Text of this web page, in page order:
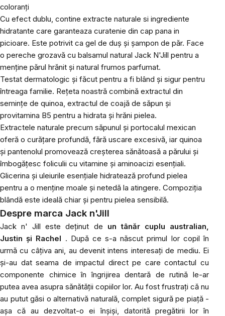
coloranți
Cu efect dublu, contine extracte naturale si ingrediente
hidratante care garanteaza curatenie din cap pana in
picioare. Este potrivit ca gel de duș și șampon de păr. Face
o pereche grozavă cu balsamul natural Jack N'Jill pentru a
menține părul hrănit și natural frumos parfumat.
Testat dermatologic și făcut pentru a fi blând și sigur pentru
întreaga familie. Rețeta noastră combină extractul din
semințe de quinoa, extractul de coajă de săpun și
provitamina B5 pentru a hidrata și hrăni pielea.
Extractele naturale precum săpunul și portocalul mexican
oferă o curățare profundă, fără uscare excesivă, iar quinoa
și pantenolul promovează creșterea sănătoasă a părului și
îmbogățesc foliculii cu vitamine și aminoacizi esențiali.
Glicerina și uleiurile esențiale hidratează profund pielea
pentru a o menține moale și netedă la atingere. Compoziția
blândă este ideală chiar și pentru pielea sensibilă.
Despre marca Jack n'Jill
Jack n' Jill este deținut de un tânăr cuplu australian,
Justin și Rachel . După ce s-a născut primul lor copil în
urmă cu câțiva ani, au devenit intens interesați de mediu. Ei
și-au dat seama de impactul direct pe care contactul cu
componente chimice în îngrijirea dentară de rutină le-ar
putea avea asupra sănătății copiilor lor. Au fost frustrați că nu
au putut găsi o alternativă naturală, complet sigură pe piață -
așa că au dezvoltat-o ​​ei înșiși, datorită pregătirii lor în